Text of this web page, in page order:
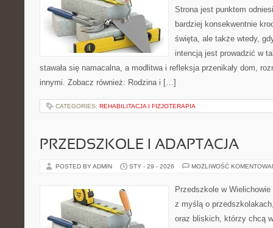
Strona jest punktem
bardziej konsekwentnie
święta, ale także wtedy,
intencją jest prowadzić w
stawała się namacalna, a modlitwa i refleksja przenikały dom,
innymi. Zobacz również: Rodzina i […]
CATEGORIES: REHABILITACJA I FIZJOTERAPIA
PRZEDSZKOLE I ADAPTACJA
POSTED BY ADMIN STY - 29 - 2026 MOŻLIWOŚĆ
Przedszkole w
z myślą o
oraz bliskich, którzy chcą